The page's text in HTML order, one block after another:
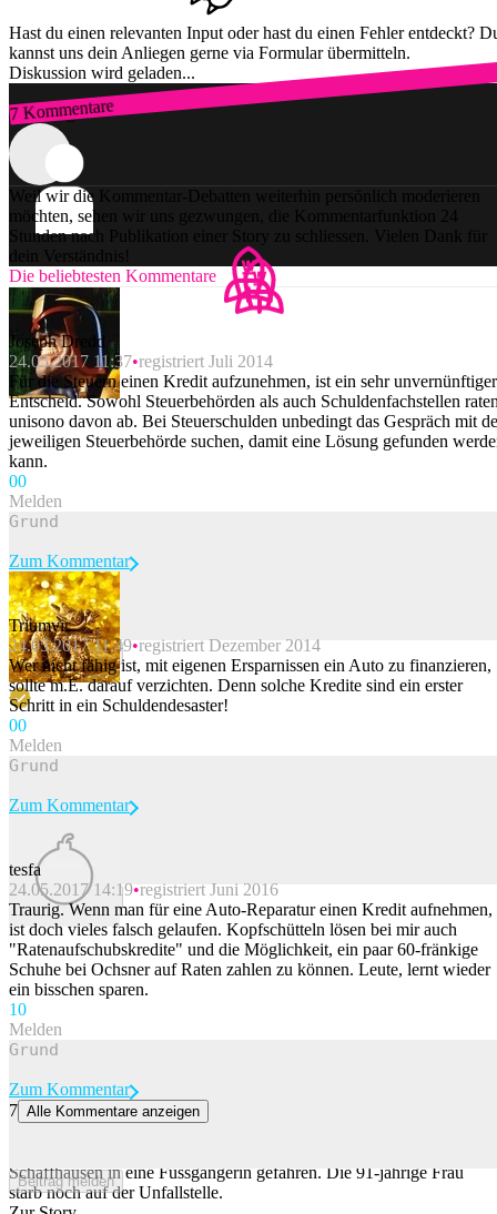
Hast du einen relevanten Input oder hast du einen Fehler entdeckt?
kannst uns dein Anliegen gerne via Formular übermitteln.
Diskussion wird geladen...
7 Kommentare
Zum Login
Weil wir die Kommentar-Debatten weiterhin persönlich moderieren
möchten, sehen wir uns gezwungen, die Kommentarfunktion 24
Stunden nach Publikation einer Story zu schliessen. Vielen Dank für
dein Verständnis!
Die beliebtesten Kommentare
Joseph Dredd
24.05.2017 11:37 registriert Juli 2014
Für die Steuern einen Kredit aufzunehmen, ist ein sehr unvernünftiger
Entscheid. Sowohl Steuerbehörden als auch Schuldenfachstellen
unisono davon ab. Bei Steuerschulden unbedingt das Gespräch mit
jeweiligen Steuerbehörde suchen, damit eine Lösung gefunden
kann.
00
Melden
Beitrag melden
Zum Kommentar
Triumvir
24.05.2017 11:49 registriert Dezember 2014
Wer nicht fähig ist, mit eigenen Ersparnissen ein Auto zu finanzieren,
sollte m.E. darauf verzichten. Denn solche Kredite sind ein erster
Schritt in ein Schuldendesaster!
00
Melden
Beitrag melden
Zum Kommentar
tesfa
24.05.2017 14:19 registriert Juni 2016
Traurig. Wenn man für eine Auto-Reparatur einen Kredit aufnehmen,
ist doch vieles falsch gelaufen. Kopfschütteln lösen bei mir auch
"Ratenaufschubskredite" und die Möglichkeit, ein paar 60-fränkige
Schuhe bei Ochsner auf Raten zahlen zu können. Leute, lernt wieder
ein bisschen sparen.
10
Melden
Beitrag melden
Zum Kommentar
7 Alle Kommentare anzeigen
Schaffhausen in eine Fussgängerin gefahren. Die 91-jährige Frau
starb noch auf der Unfallstelle.